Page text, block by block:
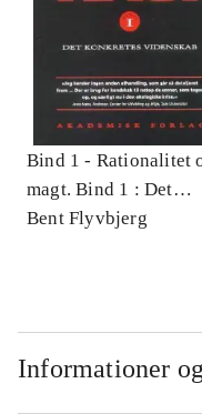
Bind 1 - Rationalitet
magt. Bind 1 : Det
konkretes videnskab
Bent Flyvbjerg
Informationer